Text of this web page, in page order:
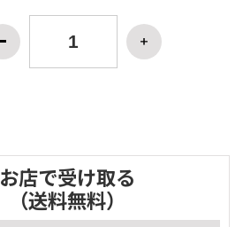
お店で受け取る
（送料無料）